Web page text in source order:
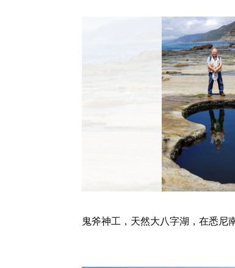
鬼斧神工，天然大八字湖，在悉尼